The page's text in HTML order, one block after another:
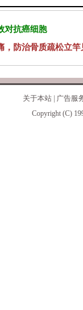
对抗癌细胞
，防治骨质疏松立竿
关于本站
广告服
Copyright (C)